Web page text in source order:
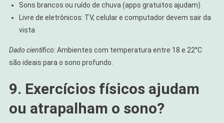
Sons brancos ou ruído de chuva (apps gratuitos ajudam)
Livre de eletrônicos: TV, celular e computador devem sair da
vista
Dado científico:Ambientes com temperatura entre 18 e 22°C
são ideais para o sono profundo.
9. Exercícios físicos ajudam
ou atrapalham o sono?